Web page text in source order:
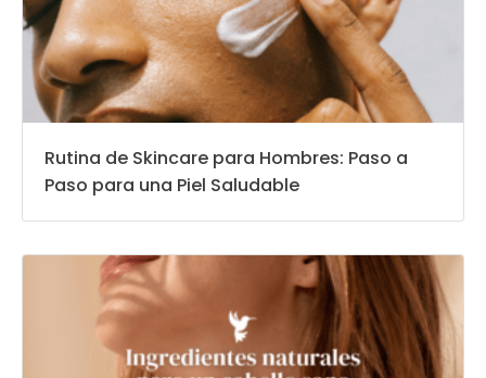
Rutina de Skincare para Hombres: Paso a
Paso para una Piel Saludable